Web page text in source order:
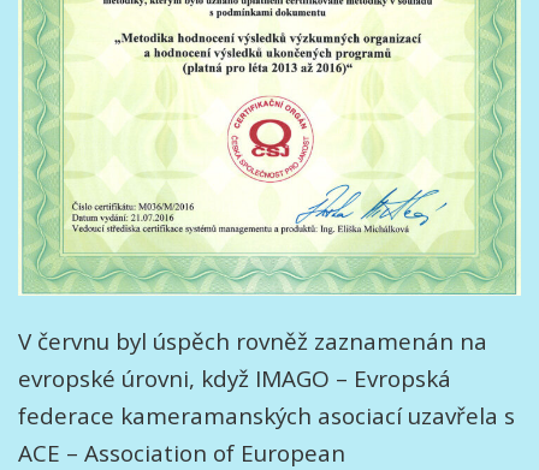
V červnu byl úspěch rovněž zaznamenán na
evropské úrovni, když IMAGO – Evropská
federace kameramanských asociací uzavřela s
ACE – Association of European